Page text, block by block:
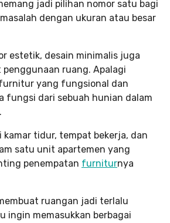
jadi pilihan nomor satu bagi
dengan ukuran atau besar
estetik, desain minimalis juga
ruang. Apalagi
yang fungsional dan
fungsi dari sebuah hunian dalam
kamar tidur, tempat bekerja, dan
satu unit apartemen yang
penempatan furniturnya
ruangan jadi terlalu
ingin memasukkan berbagai